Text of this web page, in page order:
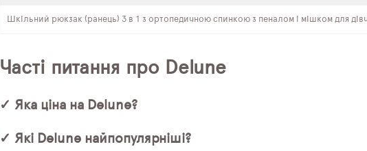
Шкільний рюкзак (ранець) 3 в 1 з ортопедичною спинкою з пеналом і мішком для
Часті питання про Delune
✓ Яка ціна на Delune?
✓ Які Delune найпопулярніші?